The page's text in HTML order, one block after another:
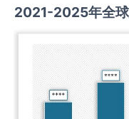
2021-2025年全球